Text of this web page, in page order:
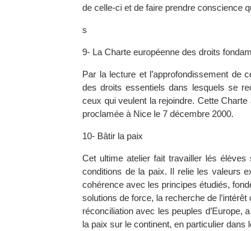
de celle-ci et de faire prendre conscience
s
9- La Charte européenne des droits
Par la lecture et l’approfondissement de
des droits essentiels dans lesquels se
ceux qui veulent la rejoindre. Cette
proclamée à Nice le 7 décembre 2000.
10- Bâtir la paix
Cet ultime atelier fait travailler lés
conditions de la paix. Il relie les valeurs
cohérence avec les principes étudiés,
solutions de force, la recherche de
réconciliation avec les peuples d’Europe,
la paix sur le continent, en particulier